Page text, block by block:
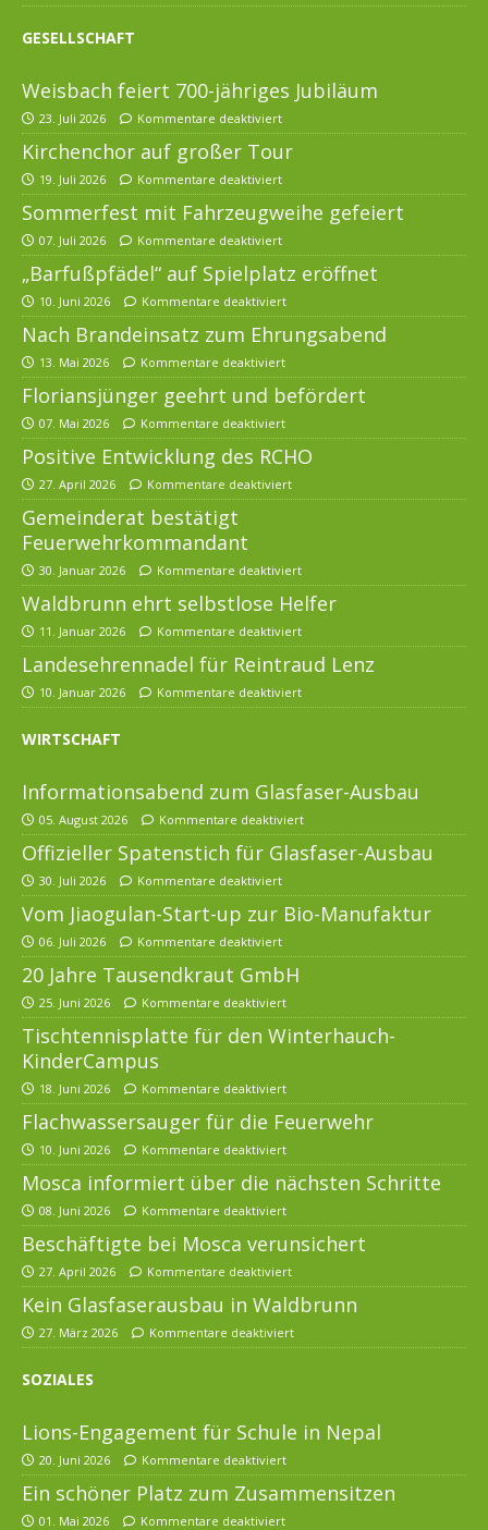
GESELLSCHAFT
Weisbach feiert 700-jähriges Jubiläum
23. Juli 2026 Kommentare deaktiviert
Kirchenchor auf großer Tour
19. Juli 2026 Kommentare deaktiviert
Sommerfest mit Fahrzeugweihe gefeiert
07. Juli 2026 Kommentare deaktiviert
„Barfußpfädel“ auf Spielplatz eröffnet
10. Juni 2026 Kommentare deaktiviert
Nach Brandeinsatz zum Ehrungsabend
13. Mai 2026 Kommentare deaktiviert
Floriansjünger geehrt und befördert
07. Mai 2026 Kommentare deaktiviert
Positive Entwicklung des RCHO
27. April 2026 Kommentare deaktiviert
Gemeinderat bestätigt
Feuerwehrkommandant
30. Januar 2026 Kommentare deaktiviert
Waldbrunn ehrt selbstlose Helfer
11. Januar 2026 Kommentare deaktiviert
Landesehrennadel für Reintraud Lenz
10. Januar 2026 Kommentare deaktiviert
WIRTSCHAFT
Informationsabend zum Glasfaser-Ausbau
05. August 2026 Kommentare deaktiviert
Offizieller Spatenstich für Glasfaser-Ausbau
30. Juli 2026 Kommentare deaktiviert
Vom Jiaogulan-Start-up zur Bio-Manufaktur
06. Juli 2026 Kommentare deaktiviert
20 Jahre Tausendkraut GmbH
25. Juni 2026 Kommentare deaktiviert
Tischtennisplatte für den Winterhauch-
KinderCampus
18. Juni 2026 Kommentare deaktiviert
Flachwassersauger für die Feuerwehr
10. Juni 2026 Kommentare deaktiviert
Mosca informiert über die nächsten Schritte
08. Juni 2026 Kommentare deaktiviert
Beschäftigte bei Mosca verunsichert
27. April 2026 Kommentare deaktiviert
Kein Glasfaserausbau in Waldbrunn
27. März 2026 Kommentare deaktiviert
SOZIALES
Lions-Engagement für Schule in Nepal
20. Juni 2026 Kommentare deaktiviert
Ein schöner Platz zum Zusammensitzen
01. Mai 2026 Kommentare deaktiviert